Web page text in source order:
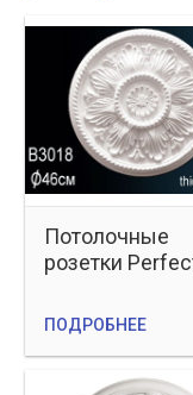
Потолочные
розетки
ПОДРОБНЕЕ